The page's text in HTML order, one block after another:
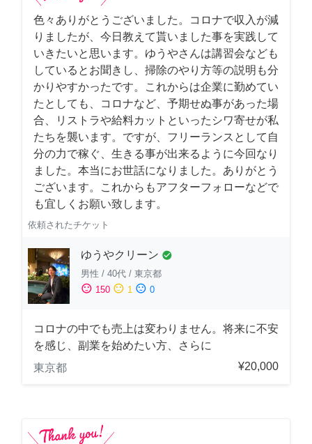
色々ありがとうございました。コロナで収入が減
りましたが、今日教えて貰いました事を実践して
いきたいと思います。ゆうやさんは講習会なども
しているとお聞きし、掃除のやり方等の説明も分
かりやすかったです。これからは企業に勤めてい
たとしても、コロナなど、予期せぬ事があった場
合、リストラや給料カットといったシワ寄せが私
たちを襲います。ですが、フリーランスとして自
分の力で稼ぐ、生きる事が出来るように今回なり
ました。本当にお世話になりました。ありがとう
ございます。これからもアフターフォローなどで
も宜しくお願い致します。
依頼されたチケット
ゆうやクリーン check_circle
男性 / 40代 / 東京都
sentiment_satisfied 150 sentiment_neutral 1 sentiment_dissatisfied 0
コロナの中でも売上は変わりません。将来に不安
を感じ、副業を始めたい方、さらに
東京都
¥20,000